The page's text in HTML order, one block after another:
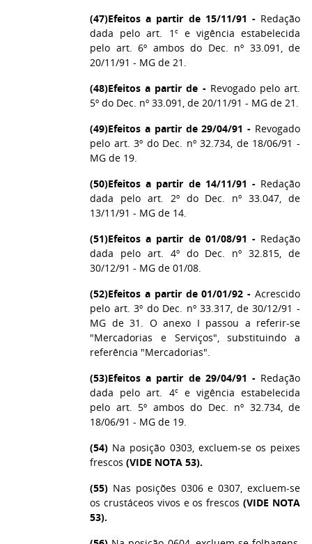
(47)Efeitos a partir de 15/11/91 -Redação
dada pelo art. 1º e vigência estabelecida
pelo art. 6º ambos do Dec. nº 33.091, de
20/11/91 - MG de 21.
(48)Efeitos a partir de -Revogado pelo art.
5º do Dec. nº 33.091, de 20/11/91 - MG de 21.
(49)Efeitos a partir de 29/04/91 - Revogado
pelo art. 3º do Dec. nº 32.734, de 18/06/91 -
MG de 19.
(50)Efeitos a partir de 14/11/91 -Redação
dada pelo art. 2º do Dec. nº 33.047, de
13/11/91 - MG de 14.
(51)Efeitos a partir de 01/08/91 -Redação
dada pelo art. 4º do Dec. nº 32.815, de
30/12/91 - MG de 01/08.
(52)Efeitos a partir de 01/01/92 - Acrescido
pelo art. 3º do Dec. nº 33.317, de 30/12/91 -
MG de 31. O anexo I passou a referir-se
"Mercadorias e Serviços", substituindo a
referência "Mercadorias".
(53)Efeitos a partir de 29/04/91 -Redação
dada pelo art. 4º e vigência estabelecida
pelo art. 5º ambos do Dec. nº 32.734, de
18/06/91 - MG de 19.
(54) Na posição 0303, excluem-se os peixes
frescos (VIDE NOTA 53).
(55) Nas posições 0306 e 0307, excluem-se
os crustáceos vivos e os frescos(VIDE NOTA
53).